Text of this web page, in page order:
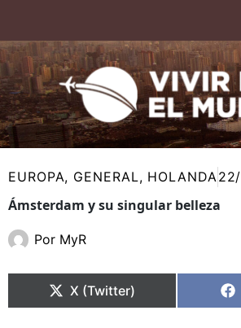
contenido
EUROPA, GENERAL, HOLANDA
Ámsterdam y su singular belleza
Por MyR
en
X (Twitter)
en